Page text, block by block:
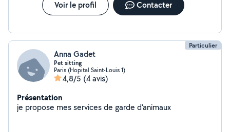
cochons d Indes). J ai également de l expérience dans
la garde de chiots ( âgé de 2-3mois) /!\ je possède le
stages vétérinaires ( canin/mixte et NAC)
Voir le profil Contacter
Particulier
Anna Gadet
Pet sitting
Paris (Hopital Saint-Louis 1)
4,8/5 (4 avis)
Présentation
je propose mes services de garde d'animaux